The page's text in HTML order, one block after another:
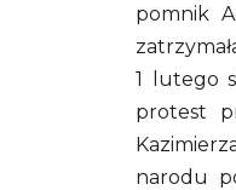
pomnik
1 lutego
protest
narodu